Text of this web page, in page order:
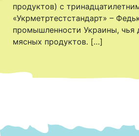
продуктов) с
«Укрметртестстандарт» –
промышленности Украины, чья
мясных продуктов. […]